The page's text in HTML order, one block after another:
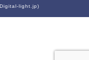
light.jp)